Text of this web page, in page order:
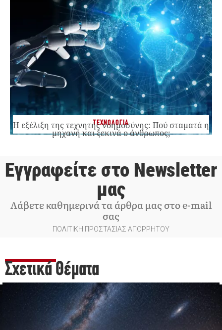
ΤΕΧΝΟΛΟΓΙΑ
Η εξέλιξη της τεχνητής νοημοσύνης: Πού σταματά η
μηχανή και ξεκινά ο άνθρωπος;
Εγγραφείτε στο Newsletter
μας
Λάβετε καθημερινά τα άρθρα μας στο e-mail
σας
ΠΟΛΙΤΙΚΗ ΠΡΟΣΤΑΣΙΑΣ ΑΠΟΡΡΗΤΟΥ
Σχετικά Θέματα